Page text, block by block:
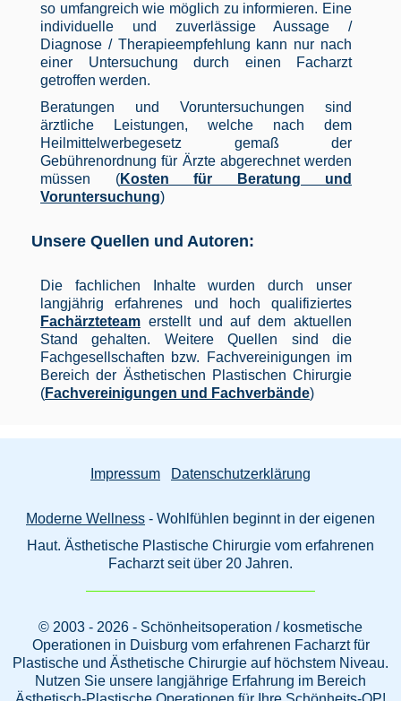
so umfangreich wie möglich zu informieren. Eine
individuelle und zuverlässige Aussage /
Diagnose / Therapieempfehlung kann nur nach
einer Untersuchung durch einen Facharzt
getroffen werden.
Beratungen und Voruntersuchungen sind
ärztliche Leistungen, welche nach dem
Heilmittelwerbegesetz gemaß der
Gebührenordnung für Ärzte abgerechnet werden
müssen (Kosten für Beratung und
Voruntersuchung)
Unsere Quellen und Autoren:
Die fachlichen Inhalte wurden durch unser
langjährig erfahrenes und hoch qualifiziertes
Fachärzteteam erstellt und auf dem aktuellen
Stand gehalten. Weitere Quellen sind die
Fachgesellschaften bzw. Fachvereinigungen im
Bereich der Ästhetischen Plastischen Chirurgie
(Fachvereinigungen und Fachverbände)
Impressum Datenschutzerklärung
Moderne Wellness - Wohlfühlen beginnt in der eigenen
Haut. Ästhetische Plastische Chirurgie vom erfahrenen
Facharzt seit über 20 Jahren.
© 2003 - 2026 - Schönheitsoperation / kosmetische
Operationen in Duisburg vom erfahrenen Facharzt für
Plastische und Ästhetische Chirurgie auf höchstem Niveau.
Nutzen Sie unsere langjährige Erfahrung im Bereich